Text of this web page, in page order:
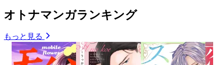
オトナマンガランキング
もっと見る